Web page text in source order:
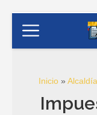
Inicio »